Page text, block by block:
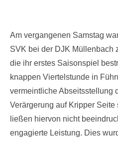
Am vergangenen Samstag
SVK bei der DJK Müllenbach
die ihr erstes Saisonspiel
knappen Viertelstunde in
vermeintliche Abseitsstellung
Verärgerung auf Kripper
ließen hiervon nicht
engagierte Leistung. Dies